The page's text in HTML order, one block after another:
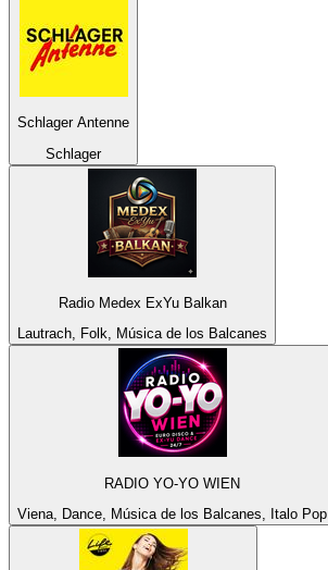
Schlager Antenne
Schlager
Radio Medex ExYu Balkan
Lautrach, Folk, Música de los Balcanes
RADIO YO-YO WIEN
Viena, Dance, Música de los Balcanes, Italo Pop